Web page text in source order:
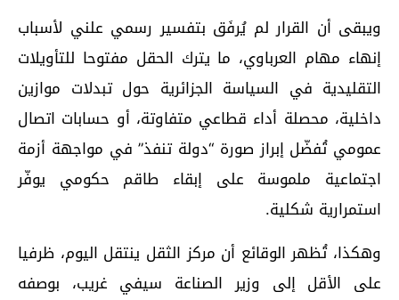
ويبقى أن القرار لم يُرفَق بتفسير رسمي علني لأسباب
إنهاء مهام العرباوي، ما يترك الحقل مفتوحا للتأويلات
التقليدية في السياسة الجزائرية حول تبدلات موازين
داخلية، محصلة أداء قطاعي متفاوتة، أو حسابات اتصال
عمومي تُفضّل إبراز صورة “دولة تنفذ” في مواجهة أزمة
اجتماعية ملموسة على إبقاء طاقم حكومي يوفّر
استمرارية شكلية.
وهكذا، تُظهر الوقائع أن مركز الثقل ينتقل اليوم، ظرفيا
على الأقل إلى وزير الصناعة سيفي غريب، بوصفه